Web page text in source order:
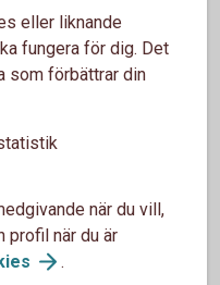
Här hittar du
eller liknande
fungera för dig. Det
som förbättrar din
när du vill,
profil när du är
.